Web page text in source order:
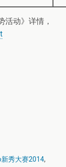
活动》详情，
秀大赛2014,